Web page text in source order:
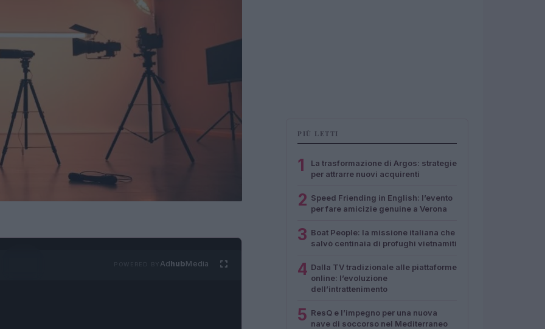
AdhubMedia
PIÙ LETTI
1
La trasformazione di Argos: strategie
per attrarre nuovi acquirenti
2 Speed Friending in English: l’evento
per fare amicizie genuine a Verona
3 Boat People: la missione italiana che
salvò centinaia di profughi vietnamiti
4 Dalla TV tradizionale alle piattaforme
online: l’evoluzione
dell’intrattenimento
5 ResQ e l’impegno per una nuova
nave di soccorso nel Mediterraneo